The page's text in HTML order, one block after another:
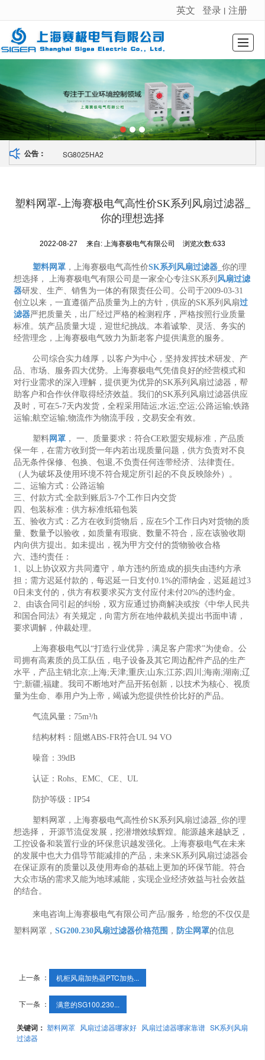
很遗憾，因您的浏览器版本过低导致无法获得最佳浏览体验，推荐下载安装谷歌浏览器！
英文 登录 丨 注册
荣誉证书 图库展示 留言反馈
公告： SG8025HA2
塑料网罩-上海赛极电气高性价SK系列风扇过滤器_
你的理想选择
2022-08-27 来自: 上海赛极电气有限公司 浏览次数:633
塑料网罩 ，上海赛极电气高性价SK系列风扇过滤器 _你的理
想选择， 上海赛极电气有限公司是一家全心专注SK系列 风扇过滤
器研发、生产、销售为一体的有限责任公司。公司于2009-03-31
创立以来，一直遵循产品质量为上的方针，供应的SK系列风扇过
滤器严把质量关，出厂经过严格的检测程序，严格按照行业质量
标准。筑产品质量大堤，迎世纪挑战。本着诚挚、灵活、务实的
经营理念，上海赛极电气致力为新老客户提供满意的服务。
公司综合实力雄厚，以客户为中心，坚持发挥技术研发、产
品、市场、服务四大优势。上海赛极电气凭借良好的经营模式和
对行业需求的深入理解，提供更为优异的SK系列风扇过滤器，帮
助客户和合作伙伴取得经济效益。我们的SK系列风扇过滤器供应
及时，可在5-7天内发货，全程采用陆运;水运;空运;公路运输;铁路
运输;航空运输;物流作为物流手段，交易安全有效。
塑料网罩 ， 一、质量要求：符合CE欧盟安规标准，产品质
保一年，在需方收到货一年内若出现质量问题，供方负责对不良
品无条件保修、包换、包退,不负责任何连带经济、法律责任。
（人为破坏及使用环境不符合规定所引起的不良反映除外）。
二、运输方式：公路运输
三、付款方式:全款到账后3-7个工作日内交货
四、包装标准：供方标准纸箱包装
五、验收方式：乙方在收到货物后，应在5个工作日内对货物的质
量、数量予以验收，如质量有瑕疵、数量不符合，应在该验收期
内向供方提出。如未提出，视为甲方交付的货物验收合格
六、违约责任：
1、以上协议双方共同遵守，单方违约所造成的损失由违约方承
担；需方迟延付款的，每迟延一日支付0.1%的滞纳金，迟延超过3
0日未支付的，供方有权要求买方支付应付未付20%的违约金。
2、由该合同引起的纠纷，双方应通过协商解决或按《中华人民共
和国合同法》有关规定，向需方所在地仲裁机关提出书面申请，
要求调解，仲裁处理。
上海赛极电气以“打造行业优异，满足客户需求”为使命。公
司拥有高素质的员工队伍，电子设备及其它周边配件产品的生产
水平，产品主销北京;上海;天津;重庆;山东;江苏;四川;海南;湖南;辽
宁;新疆;福建。我司不断地对产品开拓创新，以技术为核心、视质
量为生命、奉用户为上帝，竭诚为您提供性价比好的产品。
气流风量：75m³/h
结构材料：阻燃ABS-FR符合UL 94 VO
噪音：39dB
认证：Rohs、EMC、CE、UL
防护等级：IP54
塑料网罩，上海赛极电气高性价SK系列风扇过滤器_你的理
想选择， 开源节流促发展，挖潜增效续辉煌。能源越来越缺乏，
工控设备和装置行业的环保意识越发强化。上海赛极电气在未来
的发展中也大力倡导节能减排的产品，未来SK系列风扇过滤器会
在保证原有的质量以及使用寿命的基础上更加的环保节能。符合
大众市场的需求又能为地球减能，实现企业经济效益与社会效益
的结合。
来电咨询上海赛极电气有限公司产品/服务，给您的不仅仅是
塑料网罩，SG200.230风扇过滤器价格范围 ， 防尘网罩的信息
上一条 ： 机柜风扇加热器PTC加热...
下一条 ： 满意的SG100.230...
关键词：塑料网罩 风扇过滤器哪家好 风扇过滤器哪家靠谱 SK系列风扇
过滤器